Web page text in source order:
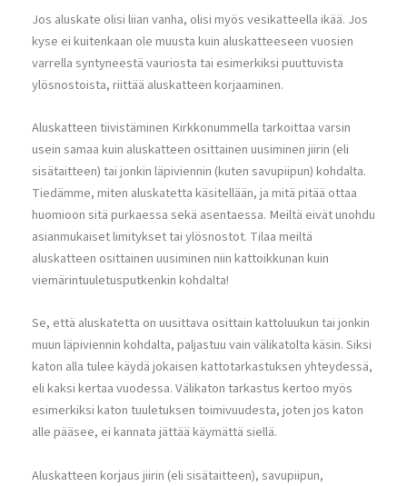
Jos aluskate olisi liian vanha, olisi myös vesikatteella ikää. Jos
kyse ei kuitenkaan ole muusta kuin aluskatteeseen vuosien
varrella syntyneestä vauriosta tai esimerkiksi puuttuvista
ylösnostoista, riittää aluskatteen korjaaminen.
Aluskatteen tiivistäminen Kirkkonummella tarkoittaa varsin
usein samaa kuin aluskatteen osittainen uusiminen jiirin (eli
sisätaitteen) tai jonkin läpiviennin (kuten savupiipun) kohdalta.
Tiedämme, miten aluskatetta käsitellään, ja mitä pitää ottaa
huomioon sitä purkaessa sekä asentaessa. Meiltä eivät unohdu
asianmukaiset limitykset tai ylösnostot. Tilaa meiltä
aluskatteen osittainen uusiminen niin kattoikkunan kuin
viemärintuuletusputkenkin kohdalta!
Se, että aluskatetta on uusittava osittain kattoluukun tai jonkin
muun läpiviennin kohdalta, paljastuu vain välikatolta käsin. Siksi
katon alla tulee käydä jokaisen kattotarkastuksen yhteydessä,
eli kaksi kertaa vuodessa. Välikaton tarkastus kertoo myös
esimerkiksi katon tuuletuksen toimivuudesta, joten jos katon
alle pääsee, ei kannata jättää käymättä siellä.
Aluskatteen korjaus jiirin (eli sisätaitteen), savupiipun,